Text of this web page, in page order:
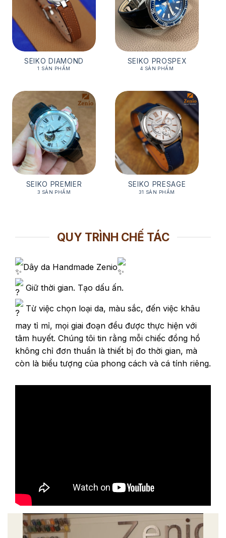
SEIKO DIAMOND
1 SẢN PHẨM
SEIKO PROSPEX
4 SẢN PHẨM
SEIKO PREMIER
3 SẢN PHẨM
SEIKO PRESAGE
31 SẢN PHẨM
QUY TRÌNH CHẾ TÁC
Dây da Handmade Zenio
Giữ thời gian. Tạo dấu ấn.
Từ việc chọn loại da, màu sắc, đến việc khâu
may tỉ mỉ, mọi giai đoạn đều được thực hiện với
tâm huyết. Chúng tôi tin rằng mỗi chiếc đồng hồ
không chỉ đơn thuần là thiết bị đo thời gian, mà
còn là biểu tượng của phong cách và cá tính riêng.